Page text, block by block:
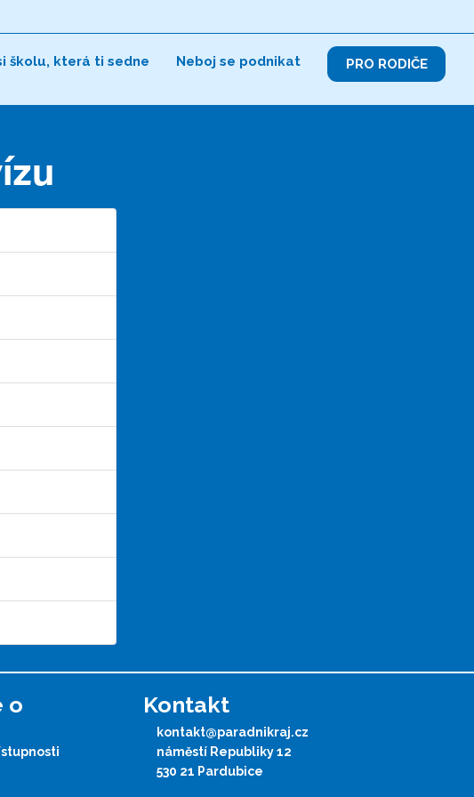
školu, která ti sedne Neboj se podnikat PRO RODIČE
o Kontakt
kontakt@paradnikraj.cz
náměstí Republiky 12
530 21 Pardubice